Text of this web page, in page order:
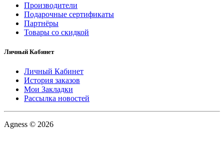
Производители
Подарочные сертификаты
Партнёры
Товары со скидкой
Личный Кабинет
Личный Кабинет
История заказов
Мои Закладки
Рассылка новостей
Agness © 2026